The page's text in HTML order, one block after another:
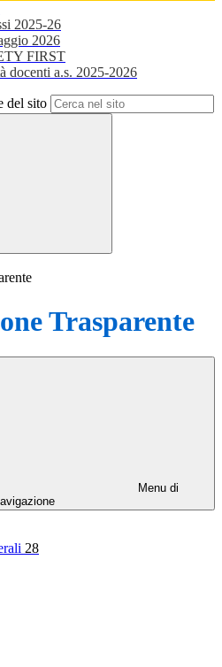
2025-26
2026
FIRST
docenti a.s. 2025-2026
del sito
Trasparente
Menu di
28